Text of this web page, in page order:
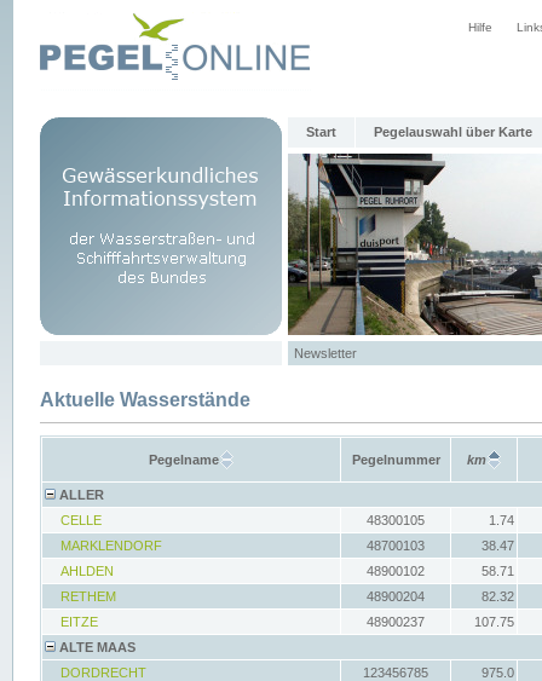
Hilfe
Start Pegelauswahl über Karte
Newsletter
Aktuelle Wasserstände
Pegelname Pegelnummer km
ALLER
CELLE
48300105
1.74
MARKLENDORF
48700103
38.47
AHLDEN
48900102
58.71
RETHEM
48900204
82.32
EITZE
48900237
107.75
ALTE MAAS
DORDRECHT
123456785
975.0